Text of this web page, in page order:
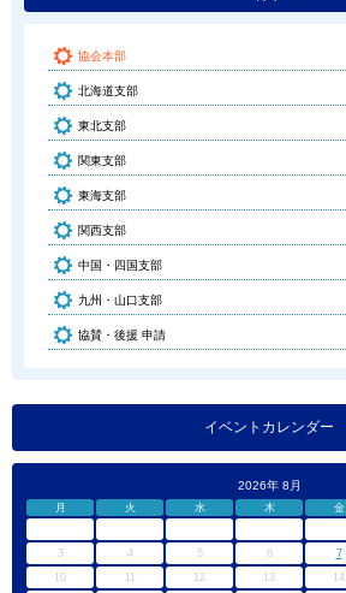
協会本部
北海道支部
東北支部
関東支部
東海支部
関西支部
中国・四国支部
九州・山口支部
協賛・後援 申請
イベントカレンダー
2026年 8月
月 火 水 木 金
3
4 5 6 7
10
12 13 14